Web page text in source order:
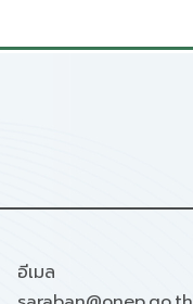
อีเมล